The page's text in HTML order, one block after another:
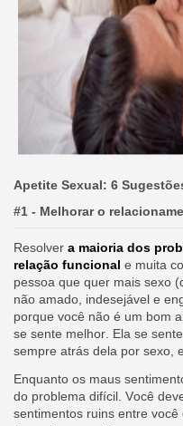
Apetite Sexual: 6
#1 - Melhorar o
Resolver a maioria dos
relação funcional e muita
pessoa que quer mais sexo
não amado, indesejável e
porque você não é um bom
se sente melhor. Ela se
sempre atrás dela por sexo,
Enquanto os maus
do problema difícil. Você
sentimentos ruins entre você